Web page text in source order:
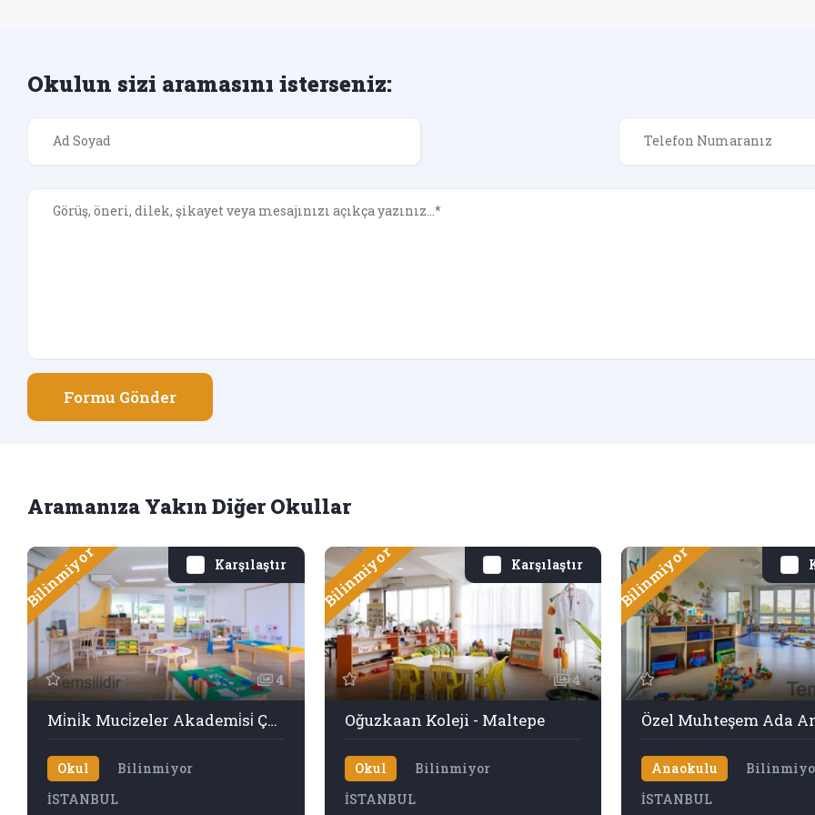
Okulun sizi aramasını isterseniz:
Formu Gönder
Aramanıza Yakın Diğer Okullar
Karşılaştır
Bilinmiyor
4
Mi̇ni̇k Muci̇zeler Akademi̇si̇ Çocuk Evi̇ Ve Danişmanlik
Okul
Bilinmiyor
İSTANBUL
Karşılaştır
Bilinmiyor
4
Oğuzkaan Koleji - Maltepe
Okul
Bilinmiyor
İSTANBUL
Bilinmiyor
Özel Muhteşem Ada
Anaokulu
İSTANBUL